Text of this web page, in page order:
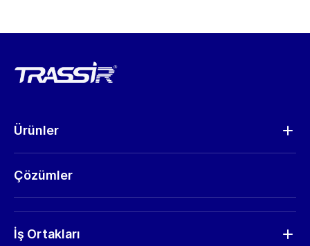
Ürünler
Kameralar
Donanım
Çözümler
İş Ortakları